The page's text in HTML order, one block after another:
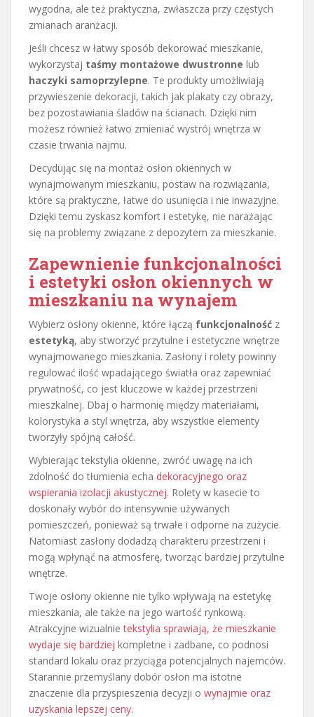
wygodna, ale też praktyczna, zwłaszcza przy częstych
zmianach aranżacji.
Jeśli chcesz w łatwy sposób dekorować mieszkanie,
wykorzystaj taśmy montażowe dwustronne lub
haczyki samoprzylepne. Te produkty umożliwiają
przywieszenie dekoracji, takich jak plakaty czy obrazy,
bez pozostawiania śladów na ścianach. Dzięki nim
możesz również łatwo zmieniać wystrój wnętrza w
czasie trwania najmu.
Decydując się na montaż osłon okiennych w
wynajmowanym mieszkaniu, postaw na rozwiązania,
które są praktyczne, łatwe do usunięcia i nie inwazyjne.
Dzięki temu zyskasz komfort i estetykę, nie narażając
się na problemy związane z depozytem za mieszkanie.
Zapewnienie funkcjonalności
i estetyki osłon okiennych w
mieszkaniu na wynajem
Wybierz osłony okienne, które łączą funkcjonalność z
estetyką, aby stworzyć przytulne i estetyczne wnętrze
wynajmowanego mieszkania. Zasłony i rolety powinny
regulować ilość wpadającego światła oraz zapewniać
prywatność, co jest kluczowe w każdej przestrzeni
mieszkalnej. Dbaj o harmonię między materiałami,
kolorystyka a styl wnętrza, aby wszystkie elementy
tworzyły spójną całość.
Wybierając tekstylia okienne, zwróć uwagę na ich
zdolność do tłumienia echa dekoracyjnego oraz
wspierania izolacji akustycznej. Rolety w kasecie to
doskonały wybór do intensywnie używanych
pomieszczeń, ponieważ są trwałe i odporne na zużycie.
Natomiast zasłony dodadzą charakteru przestrzeni i
mogą wpłynąć na atmosferę, tworząc bardziej przytulne
wnętrze.
Twoje osłony okienne nie tylko wpływają na estetykę
mieszkania, ale także na jego wartość rynkową.
Atrakcyjne wizualnietekstylia sprawiają, że mieszkanie
wydaje się bardziej kompletne i zadbane, co podnosi
standard lokalu oraz przyciąga potencjalnych najemców.
Starannie przemyślany dobór osłon ma istotne
znaczenie dla przyspieszenia decyzji o wynajmie oraz
uzyskania lepszej ceny.